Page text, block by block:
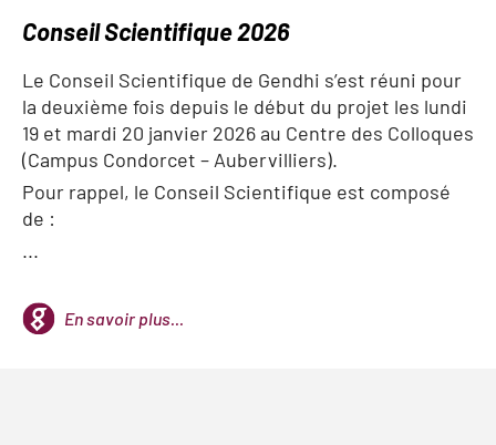
Conseil Scientifique 2026
Le Conseil Scientifique de Gendhi s’est réuni pour
la deuxième fois depuis le début du projet les lundi
19 et mardi 20 janvier 2026 au Centre des Colloques
(Campus Condorcet – Aubervilliers).
Pour rappel, le Conseil Scientifique est composé
de :
...
En savoir plus...